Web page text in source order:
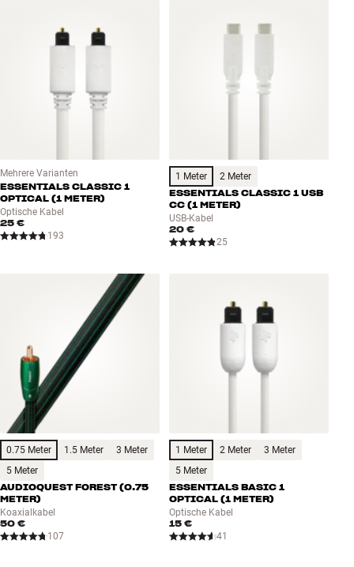
MARKEN
ANGEBOTE
Store Finden
Kundendienst
Mehrere Varianten
ESSENTIALS CLASSIC 1
OPTICAL (1 METER)
Optische Kabel
25 €
193
1 Meter 2 Meter
ESSENTIALS CLASSIC 1 USB
CC (1 METER)
USB-Kabel
20 €
25
0.75 Meter 1.5 Meter
3 Meter
5 Meter
AUDIOQUEST FOREST (0.75
METER)
Koaxialkabel
50 €
107
1 Meter 2 Meter
3 Meter
5 Meter
ESSENTIALS BASIC 1
OPTICAL (1 METER)
Optische Kabel
15 €
41